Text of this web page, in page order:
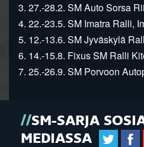
3. 27.-28.2. SM Auto Sorsa
4. 22.-23.5. SM Imatra Ralli,
5. 12.-13.6. SM Jyväskylä
6. 14.-15.8. Fixus SM Ralli
7. 25.-26.9. SM Porvoon
SM-SARJA
MEDIASSA